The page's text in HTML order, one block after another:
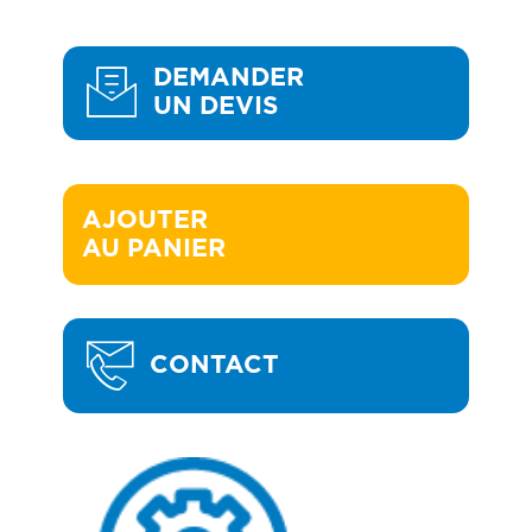
DEMANDER
UN DEVIS
AJOUTER
AU PANIER
CONTACT